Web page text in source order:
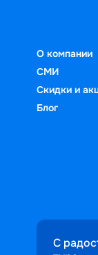
О компании
СМИ
Скидки и
Блог
С